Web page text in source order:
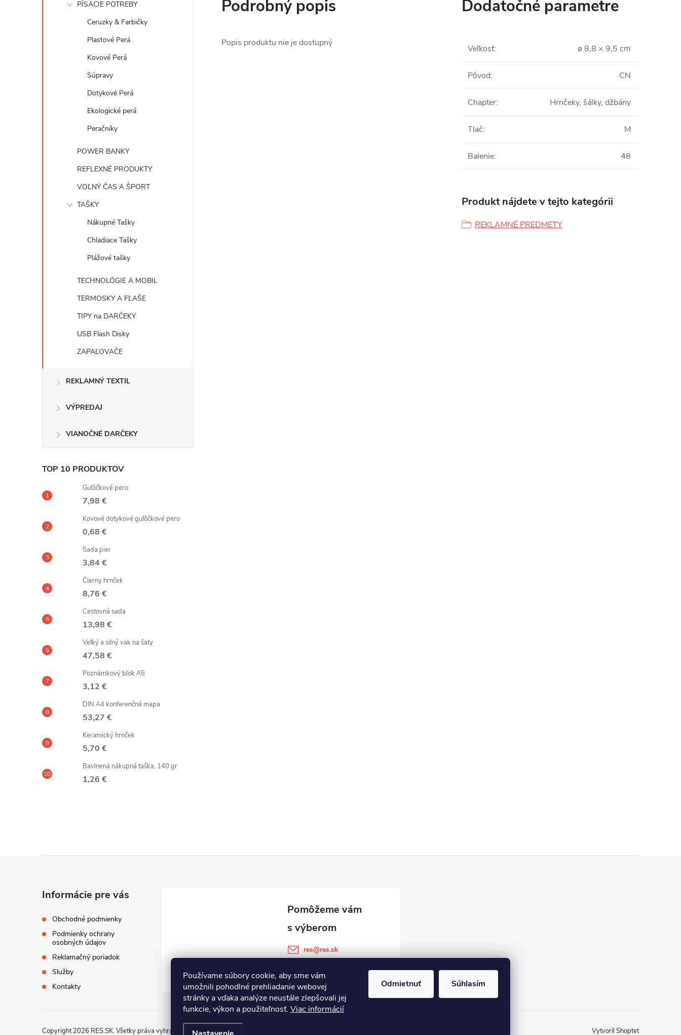
Používame súbory cookie, aby sme vám
umožnili pohodlné prehliadanie webovej
stránky a vďaka analýze neustále zlepšovali jej
funkcie, výkon a použiteľnosť. Viac informácií
Odmietnuť Súhlasím
PÍSACIE POTREBY
Ceruzky & Farbičky
Plastové Perá
Kovové Perá
Súpravy
Dotykové Perá
Ekologické perá
Peračníky
POWER BANKY
REFLEXNÉ PRODUKTY
VOĽNÝ ČAS A ŠPORT
TAŠKY
Nákupné Tašky
Chladiace Tašky
Plážové tašky
TECHNOLÓGIE A MOBIL
TERMOSKY A FĽAŠE
TIPY na DARČEKY
USB Flash Disky
ZAPAĽOVAČE
REKLAMNÝ TEXTIL
VÝPREDAJ
VIANOČNÉ DARČEKY
TOP 10 PRODUKTOV
Guľôčkové pero
7,98 €
Kovové dotykové guľôčkové pero
0,68 €
Sada pier
3,84 €
Čierny hrnček
8,76 €
Cestovná sada
13,98 €
Veľký a silný vak na šaty
47,58 €
Poznámkový blok A5
3,12 €
DIN A4 konferenčná mapa
53,27 €
Keramický hrnček
5,70 €
Bavlnená nákupná taška, 140 gr
1,26 €
Podrobný popis
Popis produktu nie je dostupný
Dodatočné parametre
Veľkosť: ø 8,8 × 9,5 cm
Pôvod: CN
Chapter: Hrnčeky, šálky, džbány
Tlač: M
Balenie: 48
Produkt nájdete v tejto kategórii
REKLAMNÉ PREDMETY
Informácie pre vás
Obchodné podmienky
Podmienky ochrany
osobných údajov
Reklamačný poriadok
Služby
Kontakty
res@res.sk
Vytvoril Shoptet
Copyright 2026 RES.SK. Všetky práva vyhradené.